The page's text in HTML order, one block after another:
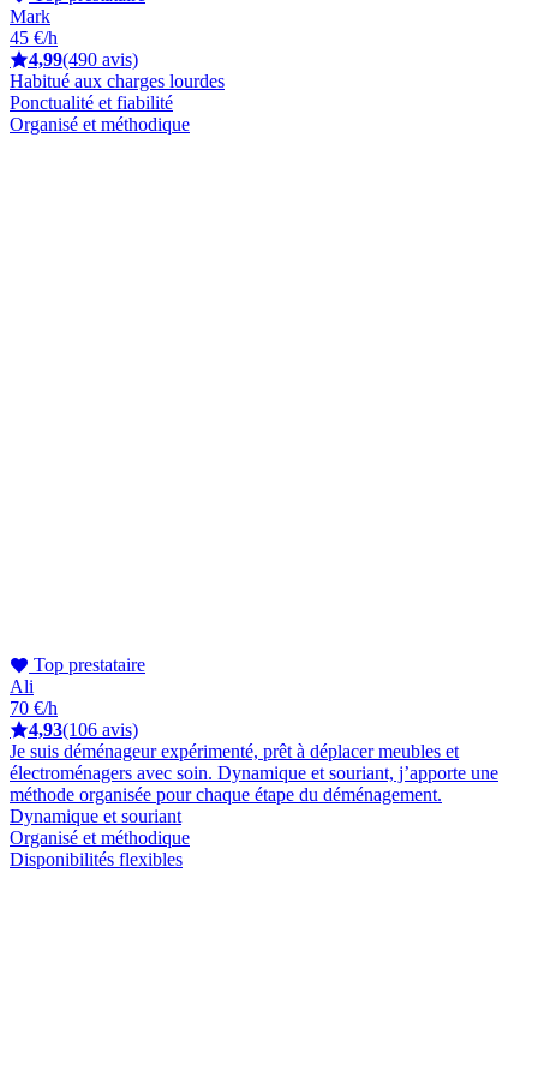
Mark
45 €/h
4,99(490 avis)
Habitué aux charges lourdes
Ponctualité et fiabilité
Organisé et méthodique
Top prestataire
Ali
70 €/h
4,93(106 avis)
Je suis déménageur expérimenté, prêt à déplacer meubles et
électroménagers avec soin. Dynamique et souriant, j’apporte une
méthode organisée pour chaque étape du déménagement.
Dynamique et souriant
Organisé et méthodique
Disponibilités flexibles